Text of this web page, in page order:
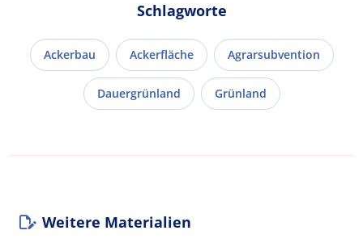
Schlagworte
Ackerbau Ackerfläche Agrarsubvention
Dauergrünland Grünland
Weitere Materialien